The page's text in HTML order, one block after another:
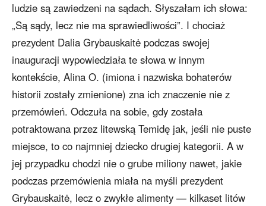
ludzie są zawiedzeni na sądach. Słyszałam ich słowa:
„Są sądy, lecz nie ma sprawiedliwości”. I chociaż
prezydent Dalia Grybauskaitė podczas swojej
inauguracji wypowiedziała te słowa w innym
kontekście, Alina O. (imiona i nazwiska bohaterów
historii zostały zmienione) zna ich znaczenie nie z
przemówień. Odczuła na sobie, gdy została
potraktowana przez litewską Temidę jak, jeśli nie puste
miejsce, to co najmniej dziecko drugiej kategorii. A w
jej przypadku chodzi nie o grube miliony nawet, jakie
podczas przemówienia miała na myśli prezydent
Grybauskaitė, lecz o zwykłe alimenty — kilkaset litów